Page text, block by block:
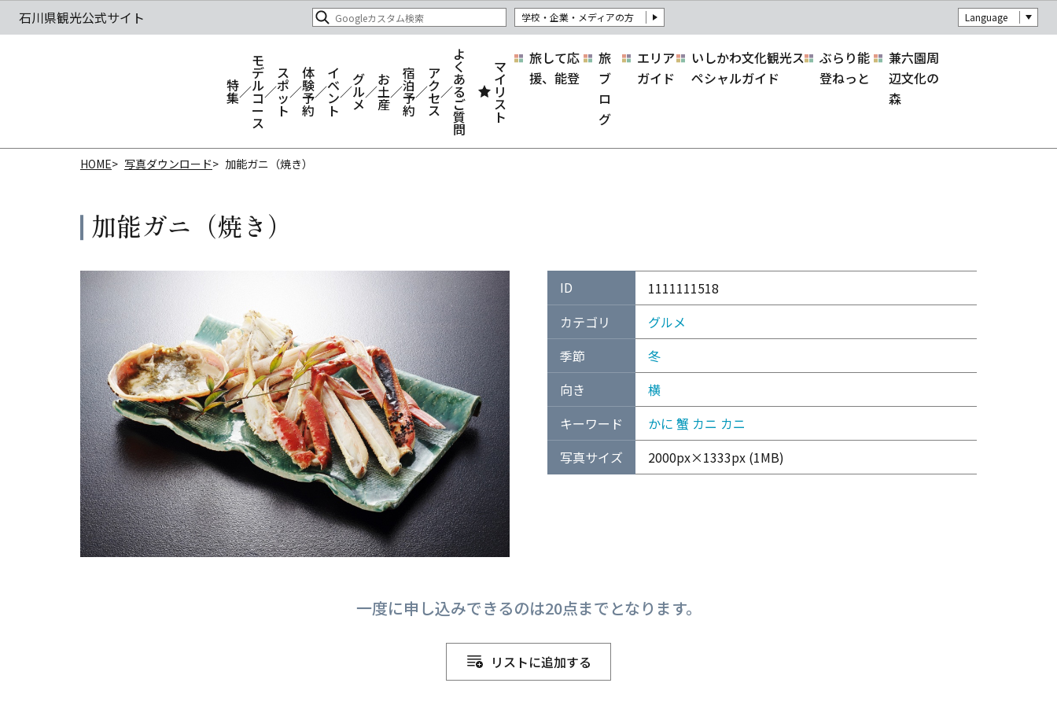
学校・企業・メディアの方 Language
特
集
モ
デ
ル
コ
ー
ス
ス
ポ
ッ
ト
体
験
予
約
イ
ベ
ン
ト
グ
ル
メ
お
土
産
宿
泊
予
約
ア
ク
セ
ス
よ
く
あ
る
ご
質
問
マ
イ
リ
ス
ト
旅して応
援、能登
旅
ブ
ロ
グ
エリア
ガイド
いしかわ文化観光ス
ペシャルガイド
ぶらり能
登ねっと
兼六園周
辺文化の
森
HOME 写真ダウンロード 加能ガニ（焼き）
加能ガニ（焼き）
ID
1111111518
カテゴリ
グルメ
季節
冬
向き
横
キーワード
かに 蟹 カニ カニ
写真サイズ
2000px×1333px (1MB)
一度に申し込みできるのは20点までとなります。
リストに追加する